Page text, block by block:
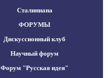
Сталиниана
ФОРУМЫ
Дискуссионный клуб
Научный форум
Форум "Русская идея"